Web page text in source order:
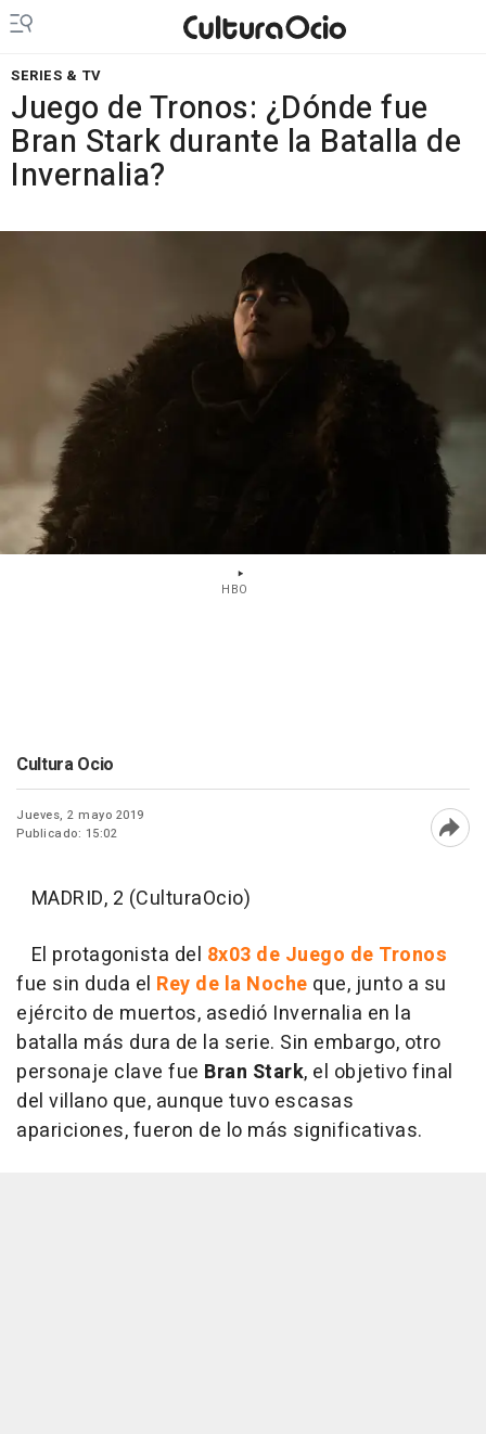
SERIES & TV
Juego de Tronos: ¿Dónde fue
Bran Stark durante la Batalla de
Invernalia?
HBO
Cultura Ocio
Jueves, 2 mayo 2019
Publicado: 15:02
MADRID, 2 (CulturaOcio)
El protagonista del 8x03 de Juego de Tronos
fue sin duda el Rey de la Noche que, junto a su
ejército de muertos, asedió Invernalia en la
batalla más dura de la serie. Sin embargo, otro
personaje clave fue Bran Stark, el objetivo final
del villano que, aunque tuvo escasas
apariciones, fueron de lo más significativas.